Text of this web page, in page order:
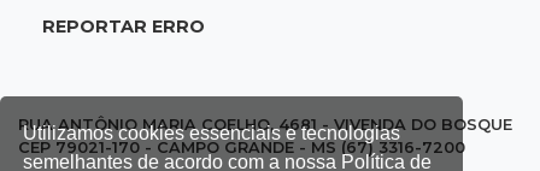
Utilizamos cookies essenciais e tecnologias
semelhantes de acordo com a nossa Política de
que matou 4 pessoas ligadas a MS
REPORTAR ERRO
RUA ANTÔNIO MARIA COELHO, 4681 - VIVENDA DO BOSQUE
CEP 79021-170 - CAMPO GRANDE - MS (67) 3316-7200